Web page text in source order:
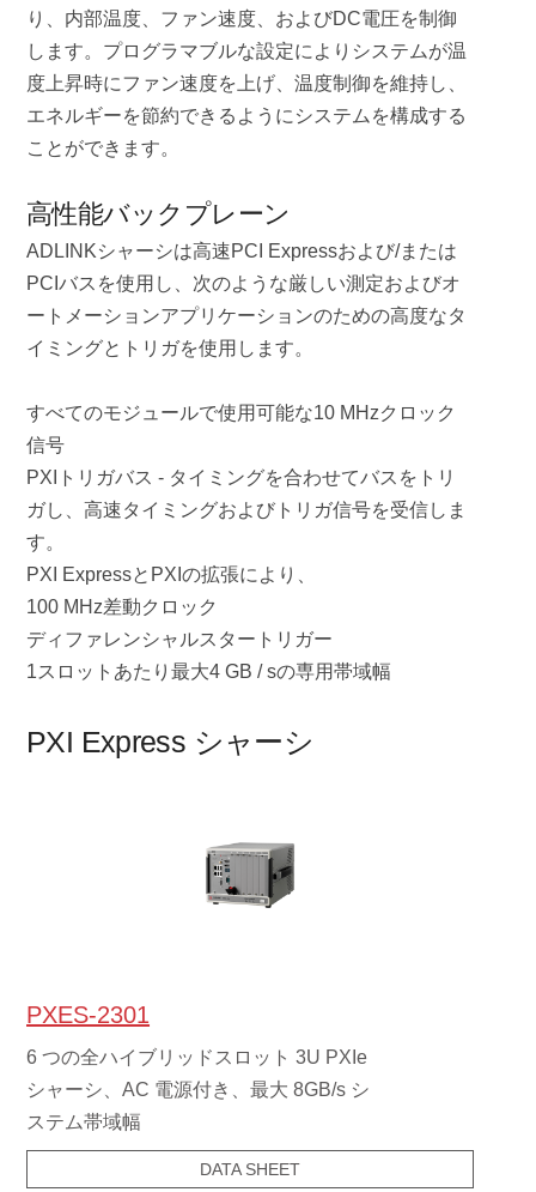
り、内部温度、ファン速度、およびDC電圧を制御
します。プログラマブルな設定によりシステムが温
度上昇時にファン速度を上げ、温度制御を維持し、
エネルギーを節約できるようにシステムを構成する
ことができます。
高性能バックプレーン
ADLINKシャーシは高速PCI Expressおよび/または
PCIバスを使用し、次のような厳しい測定およびオ
ートメーションアプリケーションのための高度なタ
イミングとトリガを使用します。
すべてのモジュールで使用可能な10 MHzクロック
信号
PXIトリガバス - タイミングを合わせてバスをトリ
ガし、高速タイミングおよびトリガ信号を受信しま
す。
PXI ExpressとPXIの拡張により、
100 MHz差動クロック
ディファレンシャルスタートリガー
1スロットあたり最大4 GB / sの専用帯域幅
PXI Express シャーシ
PXES-2301
6 つの全ハイブリッドスロット 3U PXIe
シャーシ、AC 電源付き、最大 8GB/s シ
ステム帯域幅
DATA SHEET